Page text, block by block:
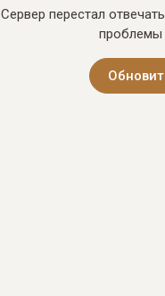
Сервер перестал
проблемы